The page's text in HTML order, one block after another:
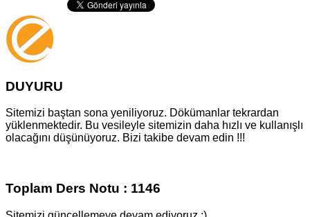
DUYURU
Sitemizi baştan sona yeniliyoruz. Dökümanlar tekrardan
yüklenmektedir. Bu vesileyle sitemizin daha hızlı ve kullanışlı
olacağını düşünüyoruz. Bizi takibe devam edin !!!
Toplam Ders Notu : 1146